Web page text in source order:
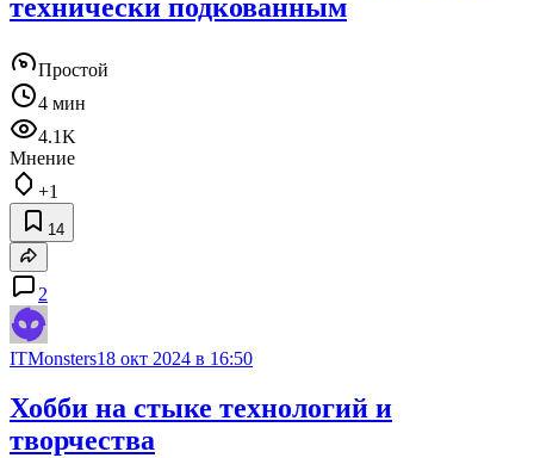
технически подкованным
Простой
4 мин
4.1K
Мнение
+1
14
2
ITMonsters18 окт 2024 в 16:50
Хобби на стыке технологий и
творчества